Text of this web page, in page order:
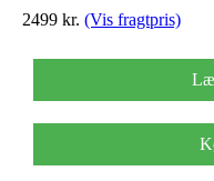
2499 kr. (Vis fragtpris)